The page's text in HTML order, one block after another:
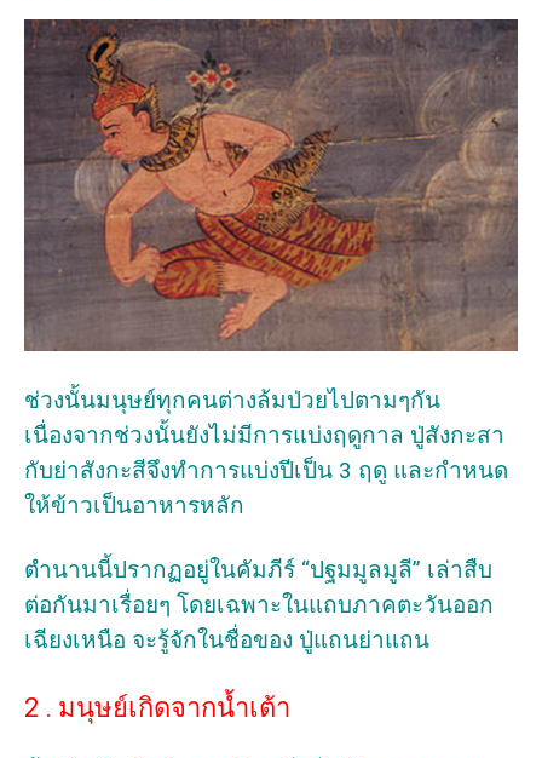
ช่วงนั้นมนุษย์ทุกคนต่างล้มป่วยไปตามๆกัน
เนื่องจากช่วงนั้นยังไม่มีการแบ่งฤดูกาล ปู่สังกะสา
กับย่าสังกะสีจึงทำการแบ่งปีเป็น 3 ฤดู และกำหนด
ให้ข้าวเป็นอาหารหลัก
ตำนานนี้ปรากฏอยู่ในคัมภีร์ “ปฐมมูลมูลี” เล่าสืบ
ต่อกันมาเรื่อยๆ โดยเฉพาะในแถบภาคตะวันออก
เฉียงเหนือ จะรู้จักในชื่อของ ปู่แถนย่าแถน
2 . มนุษย์เกิดจากน้ำเต้า